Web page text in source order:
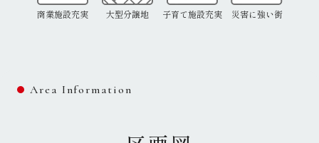
商業施設充実 大型分譲地 子育て施設充実 災害に強い街
Area Information